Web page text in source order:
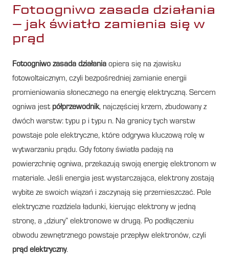
Fotoogniwo zasada działania
– jak światło zamienia się w
prąd
Fotoogniwo zasada działania opiera się na zjawisku
fotowoltaicznym, czyli bezpośredniej zamianie energii
promieniowania słonecznego na energię elektryczną. Sercem
ogniwa jest półprzewodnik, najczęściej krzem, zbudowany z
dwóch warstw: typu p i typu n. Na granicy tych warstw
powstaje pole elektryczne, które odgrywa kluczową rolę w
wytwarzaniu prądu. Gdy fotony światła padają na
powierzchnię ogniwa, przekazują swoją energię elektronom w
materiale. Jeśli energia jest wystarczająca, elektrony zostają
wybite ze swoich wiązań i zaczynają się przemieszczać. Pole
elektryczne rozdziela ładunki, kierując elektrony w jedną
stronę, a „dziury” elektronowe w drugą. Po podłączeniu
obwodu zewnętrznego powstaje przepływ elektronów, czyli
prąd elektryczny.